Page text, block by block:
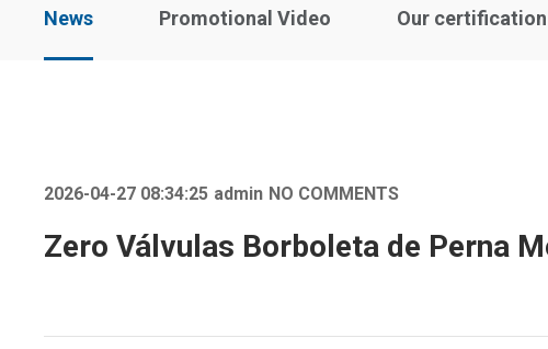
News Promotional Video Our certification
2026-04-27 08:34:25 admin NO COMMENTS
Zero Válvulas Borboleta de Perna